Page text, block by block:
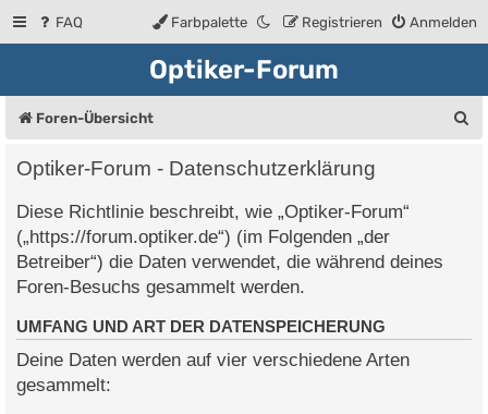
FAQ Anmelden
Registrieren
Farbpalette
Optiker-Forum
Foren-Übersicht
Optiker-Forum - Datenschutzerklärung
Diese Richtlinie beschreibt, wie „Optiker-Forum“
(„https://forum.optiker.de“) (im Folgenden „der
Betreiber“) die Daten verwendet, die während deines
Foren-Besuchs gesammelt werden.
UMFANG UND ART DER DATENSPEICHERUNG
Deine Daten werden auf vier verschiedene Arten
gesammelt: